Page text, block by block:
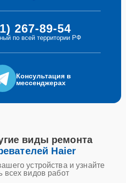
267-89-54
по всей территории РФ
Консультация в
мессенджерах
виды ремонта
Haier
устройства и узнайте
всех видов работ